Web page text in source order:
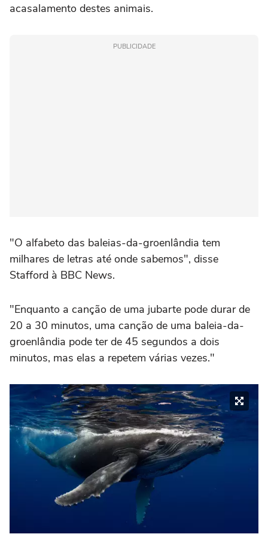
acasalamento destes animais.
PUBLICIDADE
"O alfabeto das baleias-da-groenlândia tem
milhares de letras até onde sabemos", disse
Stafford à BBC News.
"Enquanto a canção de uma jubarte pode durar de
20 a 30 minutos, uma canção de uma baleia-da-
groenlândia pode ter de 45 segundos a dois
minutos, mas elas a repetem várias vezes."